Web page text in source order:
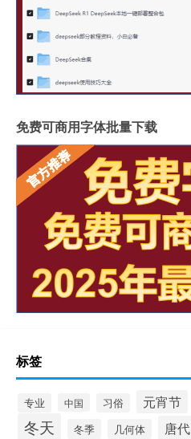
免费可商用字体批量下载
标签
专业 中国 习俗 元宵节
冬天 冬季 几何体 唐代